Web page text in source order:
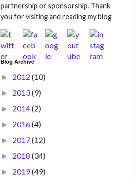
partnership or sponsorship. Thank
you for visiting and reading my blog
Blog Archive
► 2012 (10)
► 2013(9)
► 2014(2)
► 2016(4)
► 2017(12)
► 2018 (34)
► 2019(49)